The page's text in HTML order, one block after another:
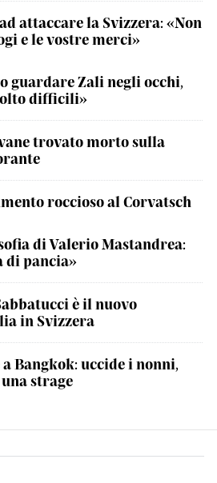
attaccare la Svizzera: «Non
e le vostre merci»
guardare Zali negli occhi,
difficili»
trovato morto sulla
roccioso al Corvatsch
di Valerio Mastandrea:
di pancia»
è il nuovo
in Svizzera
Bangkok: uccide i nonni,
strage